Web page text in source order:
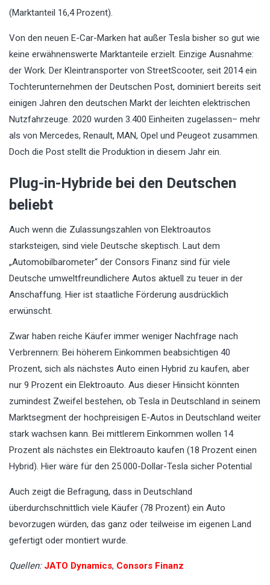
(Marktanteil 16,4 Prozent).
Von den neuen E-Car-Marken hat außer Tesla bisher so gut wie
keine erwähnenswerte Marktanteile erzielt. Einzige Ausnahme:
der Work. Der Kleintransporter von StreetScooter, seit 2014 ein
Tochterunternehmen der Deutschen Post, dominiert bereits seit
einigen Jahren den deutschen Markt der leichten elektrischen
Nutzfahrzeuge. 2020 wurden 3.400 Einheiten zugelassen– mehr
als von Mercedes, Renault, MAN, Opel und Peugeot zusammen.
Doch die Post stellt die Produktion in diesem Jahr ein.
Plug-in-Hybride bei den Deutschen
beliebt
Auch wenn die Zulassungszahlen von Elektroautos
starksteigen, sind viele Deutsche skeptisch. Laut dem
„Automobilbarometer“ der Consors Finanz sind für viele
Deutsche umweltfreundlichere Autos aktuell zu teuer in der
Anschaffung. Hier ist staatliche Förderung ausdrücklich
erwünscht.
Zwar haben reiche Käufer immer weniger Nachfrage nach
Verbrennern: Bei höherem Einkommen beabsichtigen 40
Prozent, sich als nächstes Auto einen Hybrid zu kaufen, aber
nur 9 Prozent ein Elektroauto. Aus dieser Hinsicht könnten
zumindest Zweifel bestehen, ob Tesla in Deutschland in seinem
Marktsegment der hochpreisigen E-Autos in Deutschland weiter
stark wachsen kann. Bei mittlerem Einkommen wollen 14
Prozent als nächstes ein Elektroauto kaufen (18 Prozent einen
Hybrid). Hier wäre für den 25.000-Dollar-Tesla sicher Potential
Auch zeigt die Befragung, dass in Deutschland
überdurchschnittlich viele Käufer (78 Prozent) ein Auto
bevorzugen würden, das ganz oder teilweise im eigenen Land
gefertigt oder montiert wurde.
Quellen: JATO Dynamics, Consors Finanz